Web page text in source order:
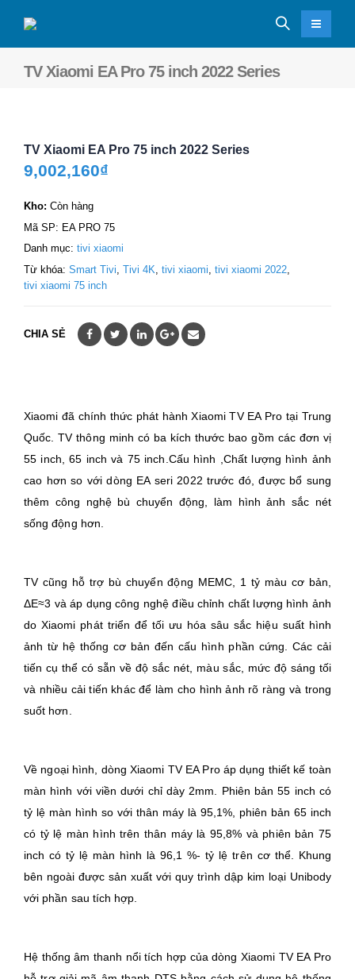
TV Xiaomi EA Pro 75 inch 2022 Series
TV Xiaomi EA Pro 75 inch 2022 Series
9,002,160₫
Kho: Còn hàng
Mã SP: EA PRO 75
Danh mục: tivi xiaomi
Từ khóa: Smart Tivi Tivi 4K tivi xiaomi tivi xiaomi 2022
tivi xiaomi 75 inch
CHIA SẺ
Xiaomi đã chính thức phát hành Xiaomi TV EA Pro tại Trung
Quốc. TV thông minh có ba kích thước bao gồm các đơn vị
55 inch, 65 inch và 75 inch.Cấu hình ,Chất lượng hình ảnh
cao hơn so với dòng EA seri 2022 trước đó, được bổ sung
thêm công nghệ bù chuyển động, làm hình ảnh sắc nét
sống động hơn.
TV cũng hỗ trợ bù chuyển động MEMC, 1 tỷ màu cơ bản,
ΔE≈3 và áp dụng công nghệ điều chỉnh chất lượng hình ảnh
do Xiaomi phát triển để tối ưu hóa sâu sắc hiệu suất hình
ảnh từ hệ thống cơ bản đến cấu hình phần cứng. Các cải
tiến cụ thể có sẵn về độ sắc nét, màu sắc, mức độ sáng tối
và nhiều cải tiến khác để làm cho hình ảnh rõ ràng và trong
suốt hơn.
Về ngoại hình, dòng Xiaomi TV EA Pro áp dụng thiết kế toàn
màn hình với viền dưới chỉ dày 2mm. Phiên bản 55 inch có
tỷ lệ màn hình so với thân máy là 95,1%, phiên bản 65 inch
có tỷ lệ màn hình trên thân máy là 95,8% và phiên bản 75
inch có tỷ lệ màn hình là 96,1 %- tỷ lệ trên cơ thể. Khung
bên ngoài được sản xuất với quy trình dập kim loại Unibody
với phần sau tích hợp.
Hệ thống âm thanh nổi tích hợp của dòng Xiaomi TV EA Pro